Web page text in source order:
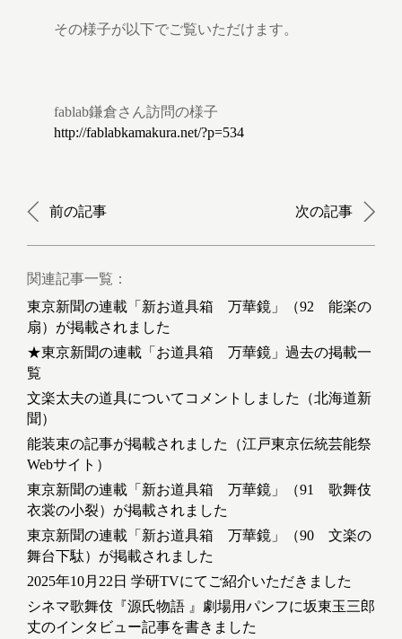
その様子が以下でご覧いただけます。
fablab鎌倉さん訪問の様子
http://fablabkamakura.net/?p=534
前の記事 次の記事
関連記事一覧：
東京新聞の連載「新お道具箱 万華鏡」（92 能楽の
扇）が掲載されました
★東京新聞の連載「お道具箱 万華鏡」過去の掲載一
覧
文楽太夫の道具についてコメントしました（北海道新
聞）
能装束の記事が掲載されました（江戸東京伝統芸能祭
Webサイト）
東京新聞の連載「新お道具箱 万華鏡」（91 歌舞伎
衣裳の小裂）が掲載されました
東京新聞の連載「新お道具箱 万華鏡」（90 文楽の
舞台下駄）が掲載されました
2025年10月22日 学研TVにてご紹介いただきました
シネマ歌舞伎『源氏物語 』劇場用パンフに坂東玉三郎
丈のインタビュー記事を書きました